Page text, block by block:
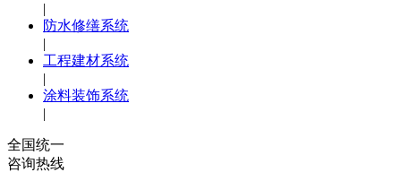
|
防水修缮系统
|
工程建材系统
|
涂料装饰系统
|
全国统一
咨询热线